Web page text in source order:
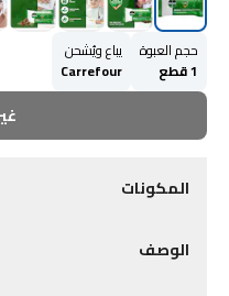
حجم العبوة
1 قطع
يباع ويُشحن
Carrefour
المكونات
الوصف